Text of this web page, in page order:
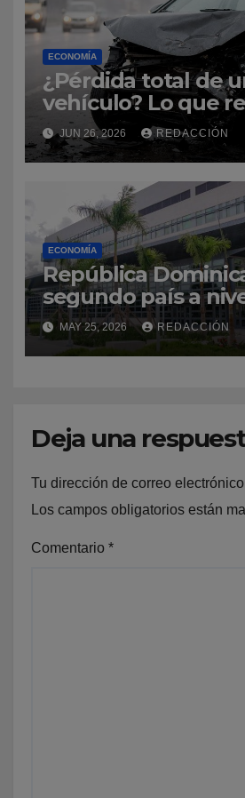
ECONOMÍA
¿Pérdida total de
vehículo? Lo que
paga una
cómo evitar
JUN 26, 2026 REDACCIÓN
ECONOMÍA
República
segundo país a
con más visas de
a Estados Unidos
MAY 25, 2026 REDACCIÓN
Deja una
Tu dirección de correo
Los campos obligatorios están
Comentario *